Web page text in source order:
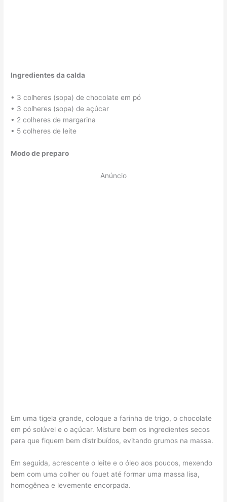
Ingredientes da calda
• 3 colheres (sopa) de chocolate em pó
• 3 colheres (sopa) de açúcar
• 2 colheres de margarina
• 5 colheres de leite
Modo de preparo
Anúncio
Em uma tigela grande, coloque a farinha de trigo, o chocolate
em pó solúvel e o açúcar. Misture bem os ingredientes secos
para que fiquem bem distribuídos, evitando grumos na massa.
Em seguida, acrescente o leite e o óleo aos poucos, mexendo
bem com uma colher ou fouet até formar uma massa lisa,
homogênea e levemente encorpada.